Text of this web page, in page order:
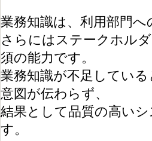
業務知識は、利用部門
さらにはステークホル
須の能力です。
業務知識が不足してい
意図が伝わらず、
結果として品質の高い
す。